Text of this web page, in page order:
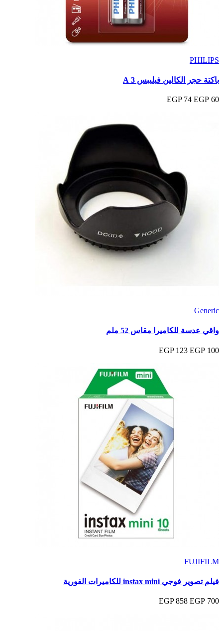
PHILIPS
باكتة حجر الكالين فيليبس 3 A
60 EGP
74 EGP
Generic
واقي عدسة للكاميرا مقاس 52 ملم
100 EGP
123 EGP
FUJIFILM
فيلم تصوير فوجي instax mini للكاميرات الفورية
700 EGP
858 EGP